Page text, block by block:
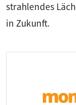
strahlendes
in Zukunft.